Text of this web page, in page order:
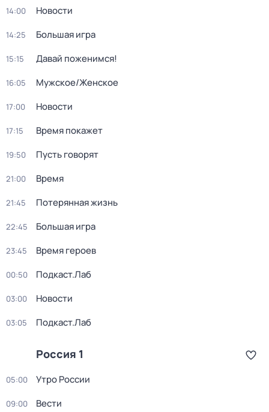
14:00 Новости
14:25 Большая игра
15:15 Давай поженимся!
16:05 Мужское/Женское
17:00 Новости
17:15 Время покажет
19:50 Пусть говорят
21:00 Время
21:45 Потерянная жизнь
22:45 Большая игра
23:45 Время героев
00:50 Подкаст.Лаб
03:00 Новости
03:05 Подкаст.Лаб
Россия 1
05:00 Утро России
09:00 Вести